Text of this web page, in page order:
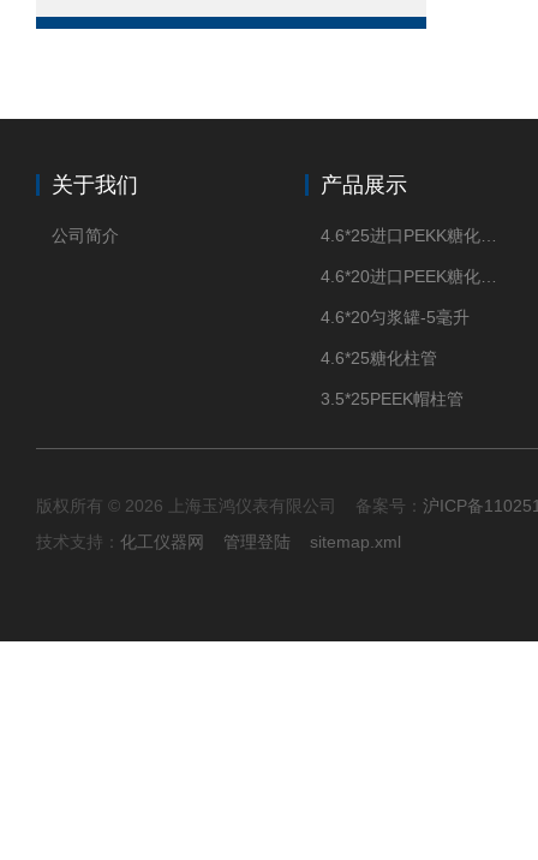
关于我们
公司简介
产品展示
4.6*20匀浆罐-5毫升
4.6*25糖化柱管
3.5*25PEEK帽柱管
版权所有 © 2026 上海玉鸿仪表有限公司 备案号： 沪ICP备
技术支持： 化工仪器网 管理登陆 sitemap.xml